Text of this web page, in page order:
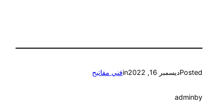
Postedديسمبر 16, 2022 inفني مفاتيح
by
admin